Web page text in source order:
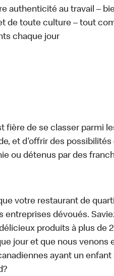
authenticité au travail –
de toute culture – tout
chaque jour
fière de se classer parmi
et d’offrir des
ou détenus par des
votre restaurant de
dévoués.
produits à plus de
jour et que nous venons
ayant un